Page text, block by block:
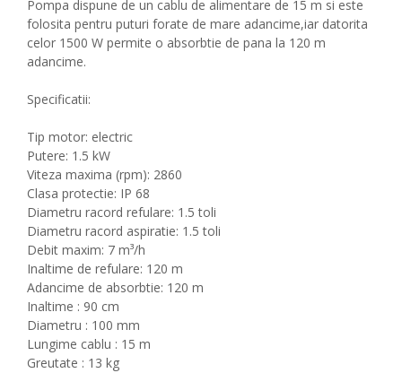
Pompa dispune de un cablu de alimentare de 15 m si este
folosita pentru puturi forate de mare adancime,iar datorita
celor 1500 W permite o absorbtie de pana la 120 m
adancime.
Specificatii:
Tip motor: electric
Putere: 1.5 kW
Viteza maxima (rpm): 2860
Clasa protectie: IP 68
Diametru racord refulare: 1.5 toli
Diametru racord aspiratie: 1.5 toli
Debit maxim: 7 m³/h
Inaltime de refulare: 120 m
Adancime de absorbtie: 120 m
Inaltime : 90 cm
Diametru : 100 mm
Lungime cablu : 15 m
Greutate : 13 kg